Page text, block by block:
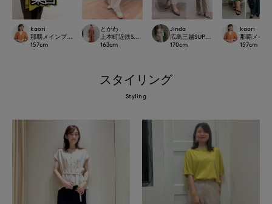
kaori
那覇メインプレイスI.T.'S.international
157cm
とがわ
上本町近鉄SUPERIORCLOSET
163cm
Jinda
広島三越SUPERIORCLOSET
170cm
kaori
那覇メイ
157cm
スタイリング
Styling